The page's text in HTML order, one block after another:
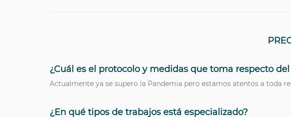
¿Cuál es el protocolo y medidas que toma respecto
Actualmente ya se supero la Pandemia pero estamos atentos a toda
¿En qué tipos de trabajos está especializado?